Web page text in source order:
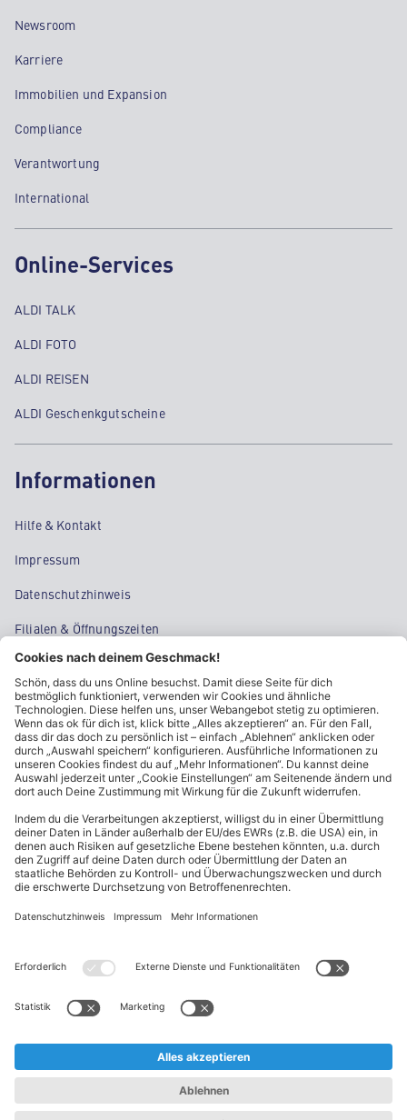
Newsroom
Karriere
Immobilien und Expansion
Compliance
Verantwortung
International
Online-Services
ALDI TALK
ALDI FOTO
ALDI REISEN
ALDI Geschenkgutscheine
Informationen
Hilfe & Kontakt
Impressum
Datenschutzhinweis
Filialen & Öffnungszeiten
Kontakt
Cookie-Einstellungen
Kundeninformationen
ALDI Nord folgen
Sternchentexte und rechtliche Hinweise
* Wir bitten um Beachtung, dass diese Aktionsartikel im
begrenzter Anzahl zur Verfügung stehen. Sie können daher schon
ausverkauft sein.
** Wir bitten um Beachtung, dass diese Artikel nur in begrenzter
Anzahl zur Verfügung stehen. Sie können daher zu bestimmten
Zeiten der Aktion ausverkauft sein.